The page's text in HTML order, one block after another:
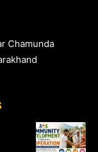
Chamunda